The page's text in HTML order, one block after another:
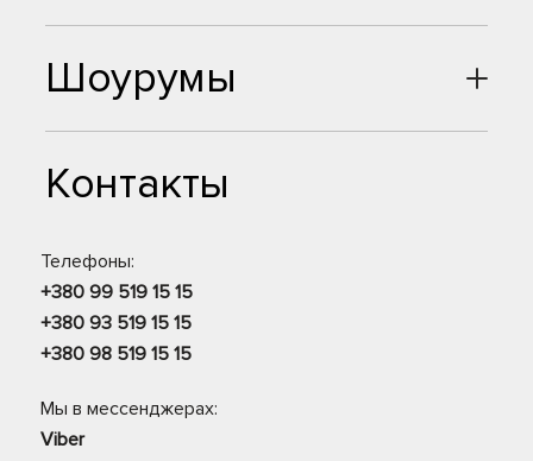
Шоурумы
Контакты
Телефоны:
+380 99 519 15 15
+380 93 519 15 15
+380 98 519 15 15
Мы в мессенджерах:
Viber